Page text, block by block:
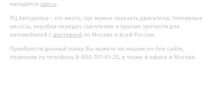
находятся здесь.
РЦ Автодилер - это место, где можно заказать двигатели, топливные
насосы, коробки передач сцепление и прочие запчасти для
автомобилей с доставкой по Москве и всей России.
Приобрести данный товар Вы можете на нашем on-line сайте,
позвонив по телефону 8-800-707-61-20, а также в офисе в Москве.